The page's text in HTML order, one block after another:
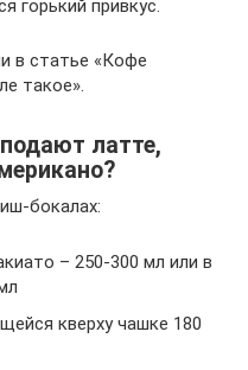
горький привкус.
в статье «Кофе
такое».
латте,
бокалах:
– 250-300 мл или в
кверху чашке 180